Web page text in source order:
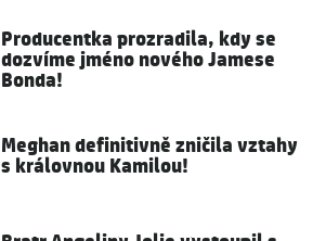
Producentka prozradila, kdy se
dozvíme jméno nového Jamese
Bonda!
Meghan definitivně zničila vztahy
s královnou Kamilou!